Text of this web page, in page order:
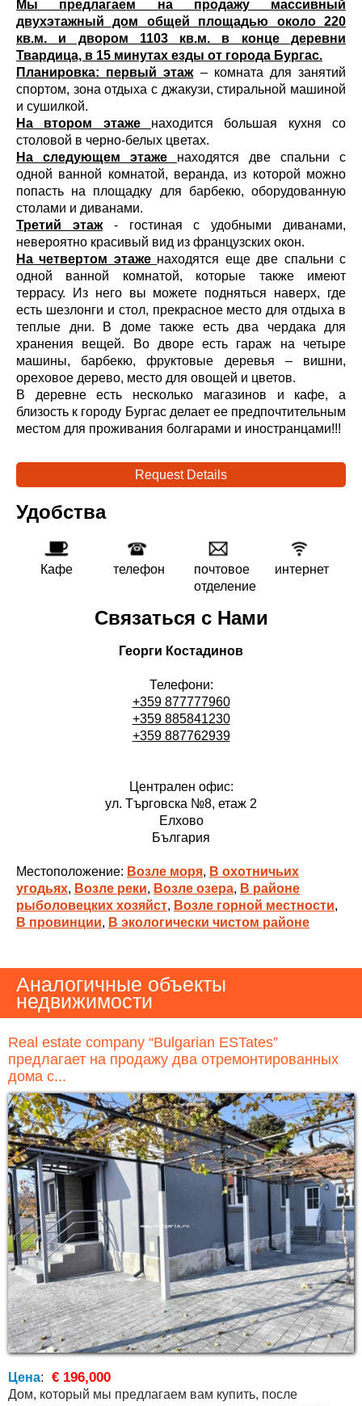
Мы предлагаем на продажу массивный
двухэтажный дом общей площадью около 220
кв.м. и двором 1103 кв.м. в конце деревни
Твардица, в 15 минутах езды от города Бургас.
Планировка: первый этаж– комната для занятий
спортом, зона отдыха с джакузи, стиральной машиной
и сушилкой.
На втором этаже находится большая кухня со
столовой в черно-белых цветах.
На следующем этаже находятся две спальни с
одной ванной комнатой, веранда, из которой можно
попасть на площадку для барбекю, оборудованную
столами и диванами.
Третий этаж- гостиная с удобными диванами,
невероятно красивый вид из французских окон.
На четвертом этаже находятся еще две спальни с
одной ванной комнатой, которые также имеют
террасу. Из него вы можете подняться наверх, где
есть шезлонги и стол, прекрасное место для отдыха в
теплые дни. В доме также есть два чердака для
хранения вещей. Во дворе есть гараж на четыре
машины, барбекю, фруктовые деревья – вишни,
ореховое дерево, место для овощей и цветов.
В деревне есть несколько магазинов и кафе, а
близость к городу Бургас делает ее предпочтительным
местом для проживания болгарами и иностранцами!!!
Request Details
Удобства
Кафе телефон
почтовое
отделение
интернет
Связаться с Нами
Георги Костадинов
Телефони:
+359 877777960
+359 885841230
+359 887762939
Централен офис:
ул. Търговска №8, етаж 2
Елхово
България
Местоположение: Возле моря, В охотничьих
угодьях, Возле реки, Возле озера, В районе
рыболовецких хозяйст, Возле горной местности,
В провинции, В экологически чистом районе
Аналогичные объекты
недвижимости
Real estate company “Bulgarian ESTates”
предлагает на продажу два отремонтированных
дома с...
Цена: € 196,000
Дом, который мы предлагаем вам купить, после